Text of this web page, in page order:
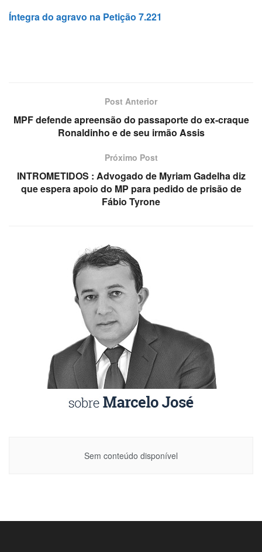
Íntegra do agravo na Petição 7.221
Post Anterior
MPF defende apreensão do passaporte do ex-craque
Ronaldinho e de seu irmão Assis
Próximo Post
INTROMETIDOS : Advogado de Myriam Gadelha diz
que espera apoio do MP para pedido de prisão de
Fábio Tyrone
Sem conteúdo disponível